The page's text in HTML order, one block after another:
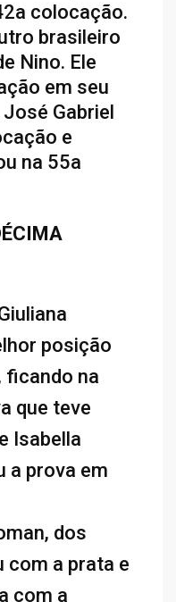
colocação.
brasileiro
Nino. Ele
em seu
Gabriel
e
na 55a
posição
ficando na
que teve
Isabella
a prova em
dos
com a prata e
com a